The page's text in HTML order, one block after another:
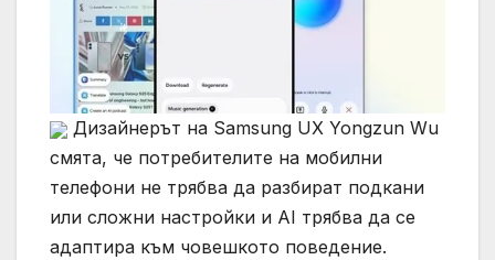
Дизайнерът на Samsung UX Yongzun Wu
смята, че потребителите на мобилни
телефони не трябва да разбират подкани
или сложни настройки и AI трябва да се
адаптира към човешкото поведение.